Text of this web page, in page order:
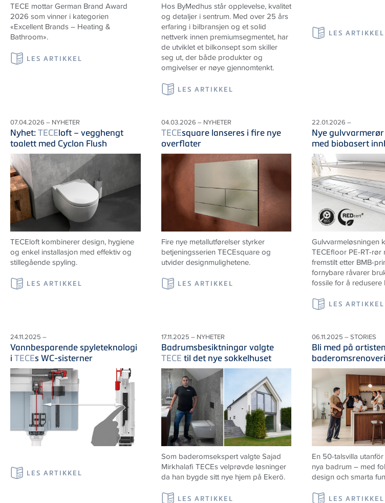
TECE mottar German Brand Award
2026 som vinner i kategorien
«Excellent Brands – Heating &
Bathroom».
LES ARTIKKEL
Hos ByMedhus står opplevelse, kvalitet
og detaljer i sentrum. Med over 25 års
erfaring i bilbransjen og et solid
nettverk innen premiumsegmentet, har
de utviklet et bilkonsept som skiller
seg ut, der både produkter og
omgivelser er nøye gjennomtenkt.
LES ARTIKKEL
LES ARTIKKEL
07.04.2026 – NYHETER
Nyhet:TECEloft – vegghengt
toalett med Cyclon Flush
TECEloft kombinerer design, hygiene
og enkel installasjon med effektiv og
stillegående spyling.
LES ARTIKKEL
04.03.2026 – NYHETER
TECEsquare lanseres i fire nye
overflater
Fire nye metallutførelser styrker
betjeningsserien TECEsquare og
utvider designmulighetene.
LES ARTIKKEL
22.01.2026 –
Nye
med biobasert
Gulvvarmeløsningen
TECEfloor PE-RT-rør
fremstilt etter BMB-
fornybare råvarer
fossile for å redusere
LES ARTIKKEL
24.11.2025 –
Vannbesparende spyleteknologi
i TECEs WC-sisterner
LES ARTIKKEL
17.11.2025 – NYHETER
Badrumsbesiktningar valgte
TECE til det nye sokkelhuset
Som baderomsekspert valgte Sajad
Mirkhalafi TECEs velprøvde løsninger
da han bygde sitt nye hjem på Ekerö.
LES ARTIKKEL
06.11.2025 – STORIES
Bli med på
En 50-talsvilla
nya badrum – med
design och smarta
LES ARTIKKEL